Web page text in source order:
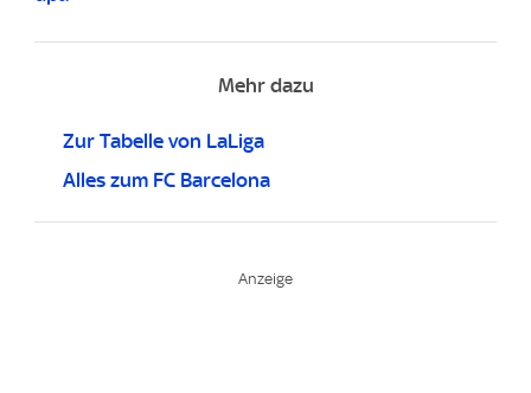
Mehr dazu
Zur Tabelle von LaLiga
Alles zum FC Barcelona